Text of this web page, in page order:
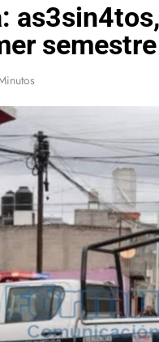
ve que se la come
estaría vinculada al
Coca-Cola anuncia el
es asesinado
un futbolista muere